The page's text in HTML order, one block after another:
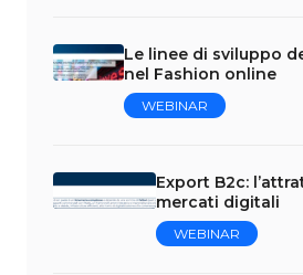
Le linee di sviluppo
nel Fashion online
WEBINAR
Export B2c:
mercati digitali
WEBINAR